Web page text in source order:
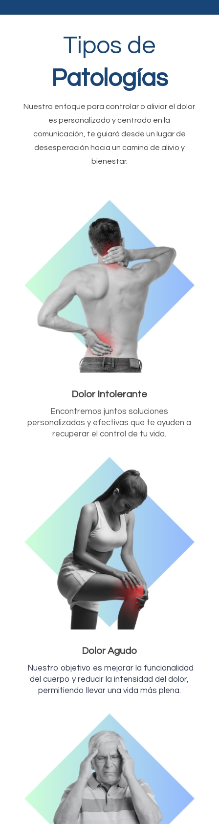
Tipos de
Patologías
Nuestro enfoque para controlar o aliviar el dolor
es personalizado y centrado en la
comunicación, te guiará desde un lugar de
desesperación hacia un camino de alivio y
bienestar.
Dolor Intolerante
Encontremos juntos soluciones
personalizadas y efectivas que te ayuden a
recuperar el control de tu vida.
Dolor Agudo
Nuestro objetivo es mejorar la funcionalidad
del cuerpo y reducir la intensidad del dolor,
permitiendo llevar una vida más plena.